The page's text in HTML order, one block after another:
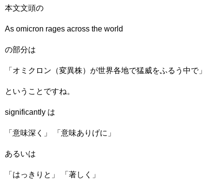
本文文頭の
As omicron rages across the world
の部分は
「オミクロン（変異株）が世界各地で猛威をふるう中で」
ということですね。
significantly は
「意味深く」 「意味ありげに」
あるいは
「はっきりと」 「著しく」